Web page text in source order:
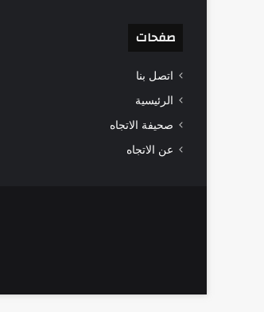
صفحات
اتصل بنا
الرئيسية
صحيفة الاتجاه
عن الاتجاه